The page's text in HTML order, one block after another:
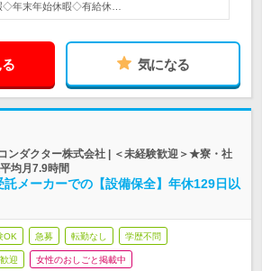
年末年始休暇◇有給休…
気になる
ンダクター株式会社 | ＜未経験歓迎＞★寮・社
均月7.9時間
メーカーでの【設備保全】年休129日以
OK 急募 転勤なし 学歴不問
迎 女性のおしごと掲載中